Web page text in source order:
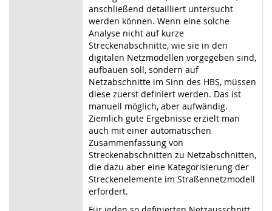
anschließend detailliert untersucht
werden können. Wenn eine solche
Analyse nicht auf kurze
Streckenabschnitte, wie sie in den
digitalen Netzmodellen vorgegeben sind,
aufbauen soll, sondern auf
Netzabschnitte im Sinn des HBS, müssen
diese zuerst definiert werden. Das ist
manuell möglich, aber aufwändig.
Ziemlich gute Ergebnisse erzielt man
auch mit einer automatischen
Zusammenfassung von
Streckenabschnitten zu Netzabschnitten,
die dazu aber eine Kategorisierung der
Streckenelemente im Straßennetzmodell
erfordert.